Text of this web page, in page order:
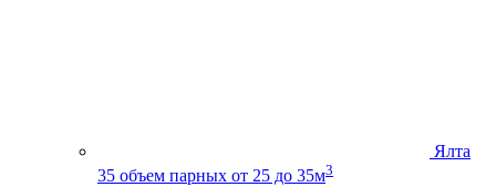
Ялта
35 объем парных от 25 до 35м3